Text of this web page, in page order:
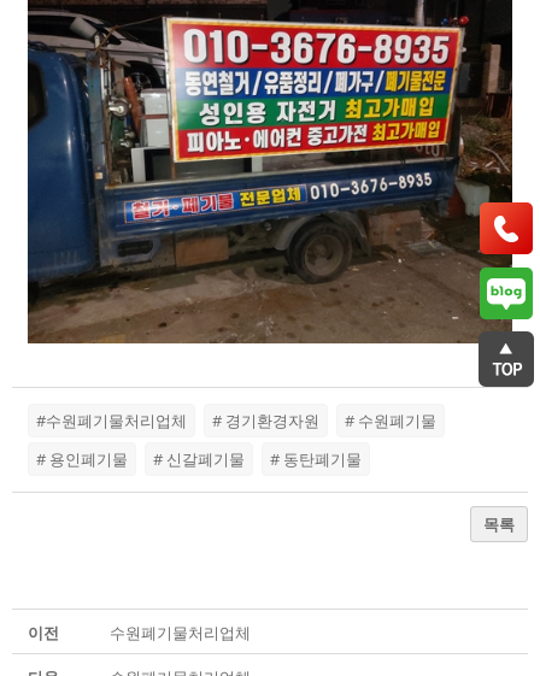
#수원폐기물처리업체 # 경기환경자원
# 수원폐기물
# 용인폐기물
# 신갈폐기물 # 동탄폐기물
목록
이전 수원폐기물처리업체